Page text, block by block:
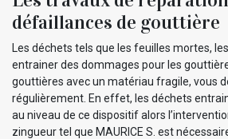
défaillances de gouttière
Les déchets tels que les feuilles mortes,
entrainer des dommages pour les
gouttières avec un matériau fragile, vous
régulièrement. En effet, les déchets
au niveau de ce dispositif alors
zingueur tel que MAURICE S. est